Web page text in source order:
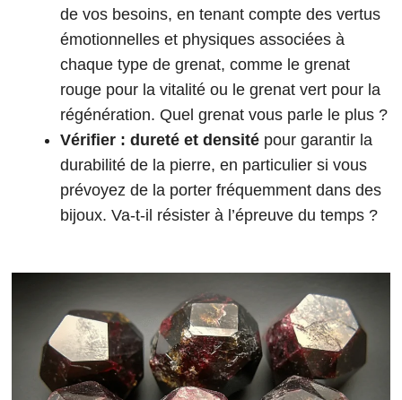
de vos besoins, en tenant compte des vertus
émotionnelles et physiques associées à
chaque type de grenat, comme le grenat
rouge pour la vitalité ou le grenat vert pour la
régénération. Quel grenat vous parle le plus ?
Vérifier : dureté et densité pour garantir la
durabilité de la pierre, en particulier si vous
prévoyez de la porter fréquemment dans des
bijoux. Va-t-il résister à l’épreuve du temps ?